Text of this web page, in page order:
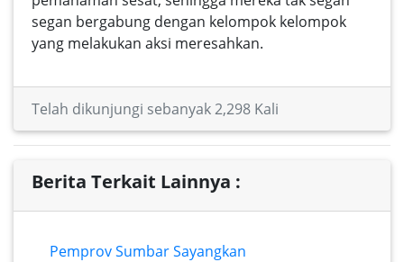
segan bergabung dengan kelompok kelompok
yang melakukan aksi meresahkan.
Telah dikunjungi sebanyak 2,298 Kali
Berita Terkait Lainnya :
Pemprov Sumbar Sayangkan